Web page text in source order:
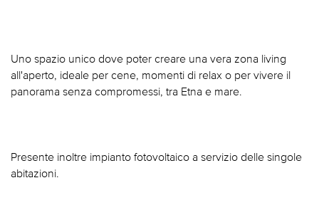
Uno spazio unico dove poter creare una vera zona living
all'aperto, ideale per cene, momenti di relax o per vivere il
panorama senza compromessi, tra Etna e mare.
Presente inoltre impianto fotovoltaico a servizio delle singole
abitazioni.